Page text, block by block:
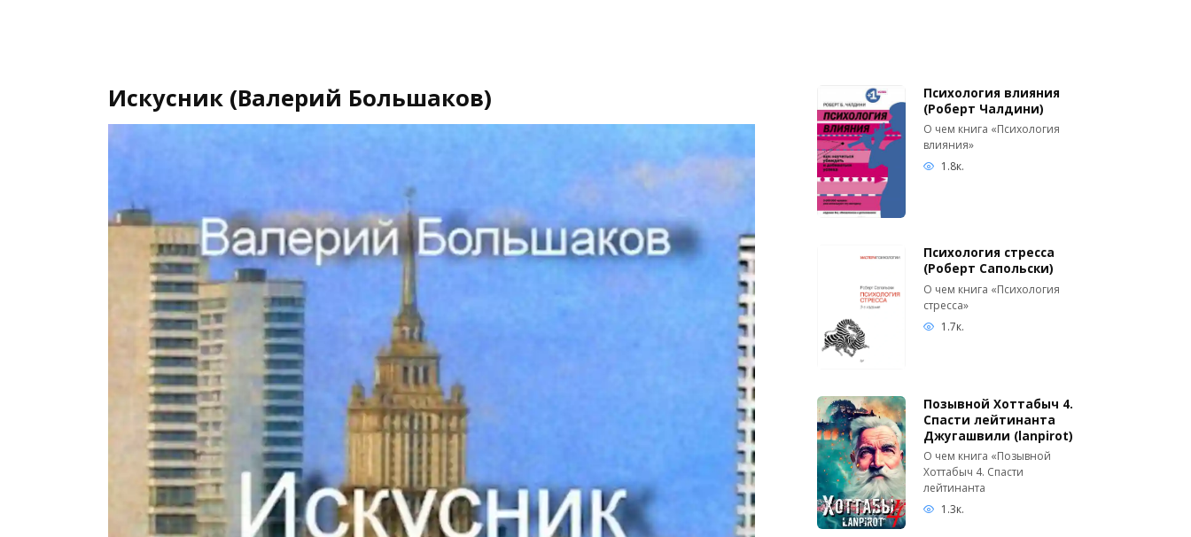
Искусник (Валерий Большаков)
Психология влияния
(Роберт Чалдини)
О чем книга «Психология
влияния»
1.8к.
Психология стресса
(Роберт Сапольски)
О чем книга «Психология
стресса»
1.7к.
Позывной Хоттабыч 4.
Спасти лейтинанта
Джугашвили (lanpirot)
О чем книга «Позывной
Хоттабыч 4. Спасти
лейтинанта
1.3к.